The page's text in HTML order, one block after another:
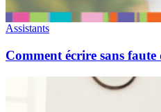
Assistants
Comment écrire sans